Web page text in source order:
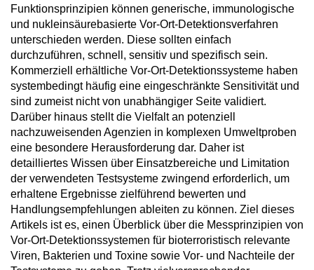
Funktionsprinzipien können generische, immunologische
und nukleinsäurebasierte Vor-Ort-Detektionsverfahren
unterschieden werden. Diese sollten einfach
durchzuführen, schnell, sensitiv und spezifisch sein.
Kommerziell erhältliche Vor-Ort-Detektionssysteme haben
systembedingt häufig eine eingeschränkte Sensitivität und
sind zumeist nicht von unabhängiger Seite validiert.
Darüber hinaus stellt die Vielfalt an potenziell
nachzuweisenden Agenzien in komplexen Umweltproben
eine besondere Herausforderung dar. Daher ist
detailliertes Wissen über Einsatzbereiche und Limitation
der verwendeten Testsysteme zwingend erforderlich, um
erhaltene Ergebnisse zielführend bewerten und
Handlungsempfehlungen ableiten zu können. Ziel dieses
Artikels ist es, einen Überblick über die Messprinzipien von
Vor-Ort-Detektionssystemen für bioterroristisch relevante
Viren, Bakterien und Toxine sowie Vor- und Nachteile der